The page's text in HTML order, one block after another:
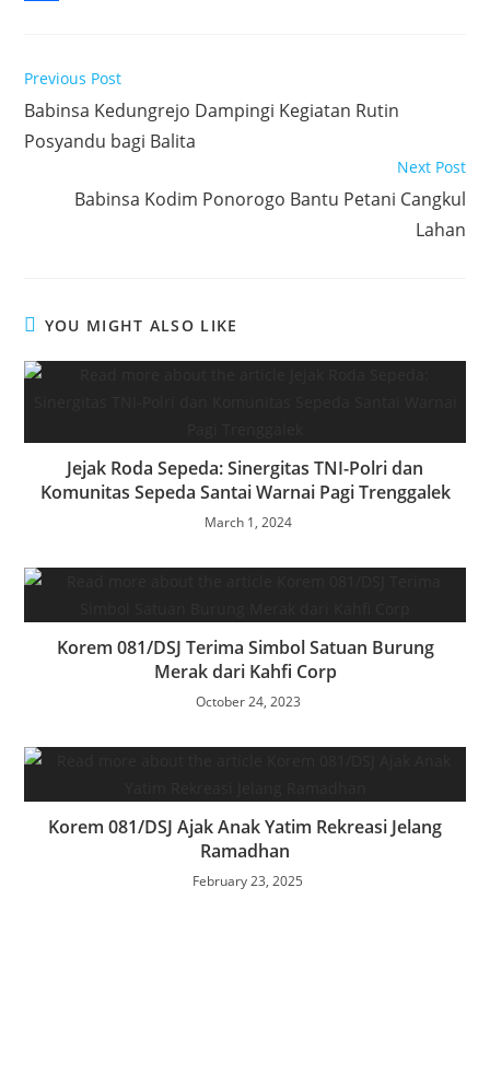
o
k
e
r
s
A
k
e
a
r
Read
more
articles
Previous Post
Babinsa Kedungrejo Dampingi Kegiatan Rutin
Posyandu bagi Balita
Next Post
Babinsa Kodim Ponorogo Bantu Petani Cangkul
Lahan
YOU MIGHT ALSO LIKE
Jejak Roda Sepeda: Sinergitas TNI-Polri dan
Komunitas Sepeda Santai Warnai Pagi Trenggalek
March 1, 2024
Korem 081/DSJ Terima Simbol Satuan Burung
Merak dari Kahfi Corp
October 24, 2023
Korem 081/DSJ Ajak Anak Yatim Rekreasi Jelang
Ramadhan
February 23, 2025